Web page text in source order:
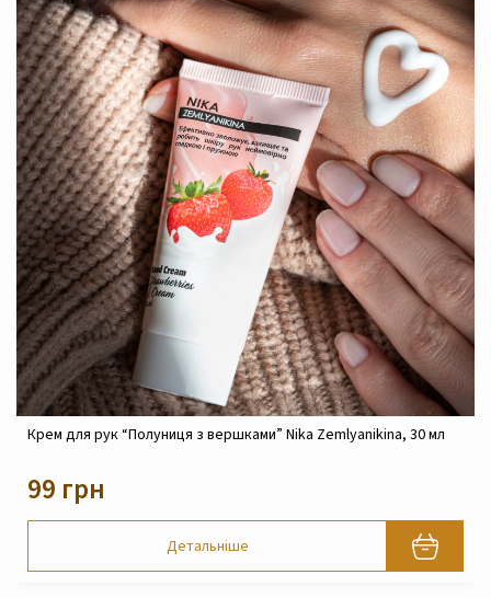
Крем для рук “Полуниця з вершками” Nika Zemlyanikina, 30 мл
99 грн
Детальніше